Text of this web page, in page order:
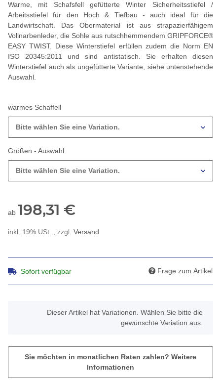
Warme, mit Schafsfell gefütterte Winter Sicherheitsstiefel /
Arbeitsstiefel für den Hoch & Tiefbau - auch ideal für die
Landwirtschaft. Das Obermaterial ist aus strapazierfähigem
Vollnarbenleder, die Sohle aus rutschhemmendem GRIPFORCE®
EASY TWIST. Diese Winterstiefel erfüllen zudem die Norm EN
ISO 20345:2011 und sind antistatisch. Sie erhalten diesen
Winterstiefel auch als ungefütterte Variante, siehe untenstehende
Auswahl.
warmes Schaffell
Bitte wählen Sie eine Variation.
Größen - Auswahl
Bitte wählen Sie eine Variation.
ab 198,31 €
inkl. 19% USt. , zzgl. Versand
Sofort verfügbar Frage zum Artikel
Dieser Artikel hat Variationen. Wählen Sie bitte die
gewünschte Variation aus.
Sie möchten in monatlichen Raten zahlen? Weitere
Informationen